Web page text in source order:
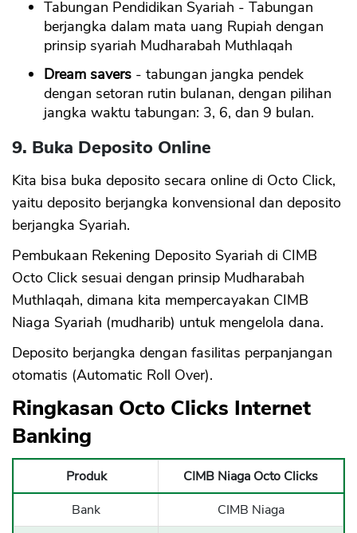
Tabungan Pendidikan Syariah - Tabungan
berjangka dalam mata uang Rupiah dengan
prinsip syariah Mudharabah Muthlaqah
Dream savers - tabungan jangka pendek
dengan setoran rutin bulanan, dengan pilihan
jangka waktu tabungan: 3, 6, dan 9 bulan.
9. Buka Deposito Online
Kita bisa buka deposito secara online di Octo Click,
yaitu deposito berjangka konvensional dan deposito
berjangka Syariah.
Pembukaan Rekening Deposito Syariah di CIMB
Octo Click sesuai dengan prinsip Mudharabah
Muthlaqah, dimana kita mempercayakan CIMB
Niaga Syariah (mudharib) untuk mengelola dana.
Deposito berjangka dengan fasilitas perpanjangan
otomatis (Automatic Roll Over).
Ringkasan Octo Clicks Internet
Banking
Produk
CIMB Niaga Octo Clicks
Bank
CIMB Niaga